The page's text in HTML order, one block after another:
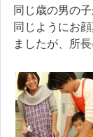
同じ歳の男の
同じようにお
ましたが、所